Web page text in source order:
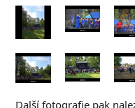
Další fotografie pak